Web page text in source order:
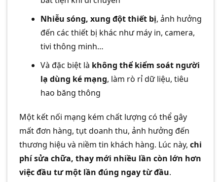
Nhiễu sóng, xung đột thiết bị, ảnh hưởng
đến các thiết bị khác như máy in, camera,
tivi thông minh…
Và đặc biệt là không thể kiểm soát người
lạ dùng ké mạng, làm rò rỉ dữ liệu, tiêu
hao băng thông
Một kết nối mạng kém chất lượng có thể gây
mất đơn hàng, tụt doanh thu, ảnh hưởng đến
thương hiệu và niềm tin khách hàng. Lúc này, chi
phí sửa chữa, thay mới nhiều lần còn lớn hơn
việc đầu tư một lần đúng ngay từ đầu.